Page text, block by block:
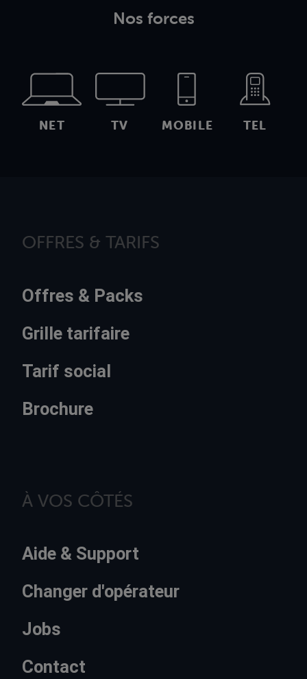
Nos forces
NET TV MOBILE TEL
OFFRES & TARIFS
Offres & Packs
Grille tarifaire
Tarif social
Brochure
À VOS CÔTÉS
Aide & Support
Changer d'opérateur
Jobs
Contact